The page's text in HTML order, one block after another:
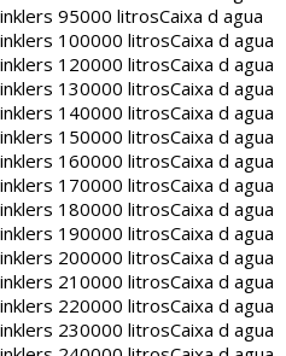
95000 litrosCaixa d agua
100000 litrosCaixa d agua
120000 litrosCaixa d agua
130000 litrosCaixa d agua
140000 litrosCaixa d agua
150000 litrosCaixa d agua
160000 litrosCaixa d agua
170000 litrosCaixa d agua
180000 litrosCaixa d agua
190000 litrosCaixa d agua
200000 litrosCaixa d agua
210000 litrosCaixa d agua
220000 litrosCaixa d agua
230000 litrosCaixa d agua